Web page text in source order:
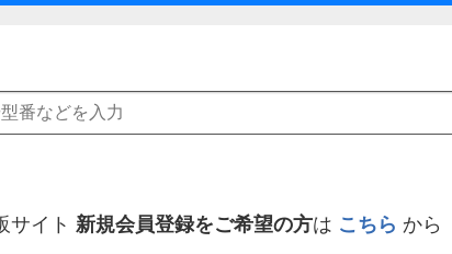
サイト 新規会員登録をご希望の方は こちら から